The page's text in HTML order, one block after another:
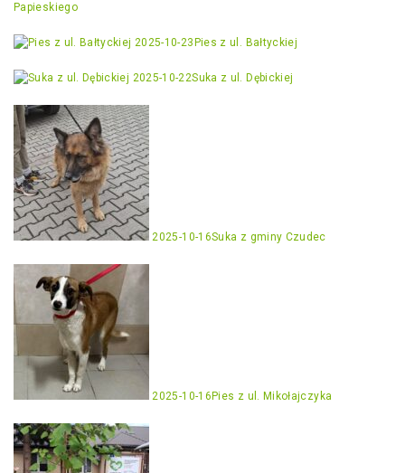
Papieskiego
2025-10-23 Pies z ul. Bałtyckiej
2025-10-22Suka z ul. Dębickiej
2025-10-16Suka z gminy Czudec
2025-10-16 Pies z ul. Mikołajczyka